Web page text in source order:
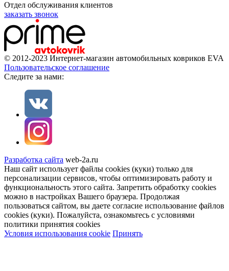
Отдел обслуживания клиентов
заказать звонок
© 2012-2023 Интернет-магазин автомобильных ковриков EVA
Пользовательское соглашение
Cледите за нами:
Разработка сайта web-2a.ru
Наш сайт использует файлы cookies (куки) только для
персонализации сервисов, чтобы оптимизировать работу и
функциональность этого сайта. Запретить обработку cookies
можно в настройках Вашего браузера. Продолжая
пользоваться сайтом, вы даете согласие использование файлов
cookies (куки). Пожалуйста, ознакомьтесь с условиями
политики принятия сookies
Условия использования cookie Принять